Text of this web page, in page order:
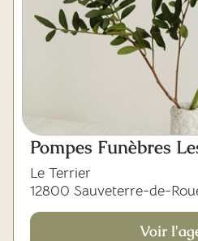
Pompes Funèbres
Le Terrier
12800 Sauveterre-de-
Voir